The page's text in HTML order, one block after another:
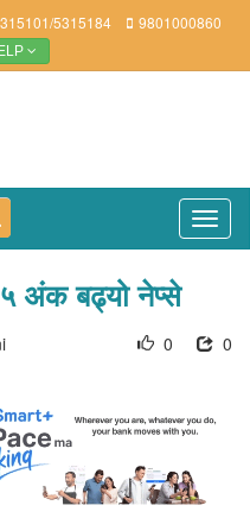
5315184 9801000860
अंक बढ्यो नेप्से
0
0